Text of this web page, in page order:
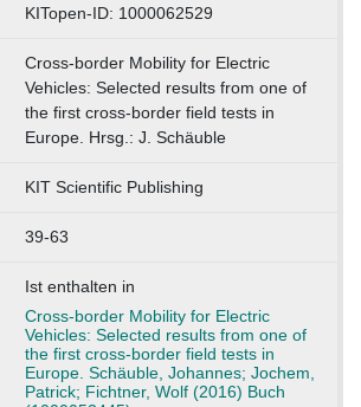
KITopen-ID: 1000062529
Cross-border Mobility for Electric
Vehicles: Selected results from one of
the first cross-border field tests in
Europe. Hrsg.: J. Schäuble
KIT Scientific Publishing
39-63
Ist enthalten in
Cross-border Mobility for Electric
Vehicles: Selected results from one of
the first cross-border field tests in
Europe. Schäuble, Johannes; Jochem,
Patrick; Fichtner, Wolf (2016) Buch